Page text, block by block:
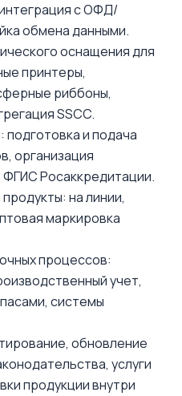
с ОФД/
обмена данными.
оснащения для
принтеры,
риббоны,
SSCC.
и подача
организация
ФГИС Росаккредитации.
на линии,
маркировка
процессов:
учет,
системы
обновление
услуги
продукции внутри